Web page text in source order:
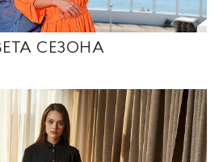
СЕЗОНА